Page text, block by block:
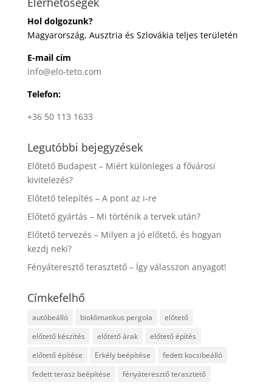
Hol dolgozunk?
Magyarország, Ausztria és Szlovákia teljes területén
E-mail cím
info@elo-teto.com
Telefon:
+36 50 113 1633
Legutóbbi bejegyzések
Előtető Budapest – Miért különleges a fővárosi
kivitelezés?
Előtető telepítés – A pont az i-re
Előtető gyártás – Mi történik a tervek után?
Előtető tervezés – Milyen a jó előtető, és hogyan
kezdj neki?
Fényáteresztő terasztető – Így válasszon anyagot!
Címkefelhő
autóbeálló bioklimatikus pergola
előtető
előtető készítés
előtető árak
előtető építés
előtető építése
Erkély beépítése
fedett kocsibeálló
fedett terasz beépítése
fényáteresztő terasztető